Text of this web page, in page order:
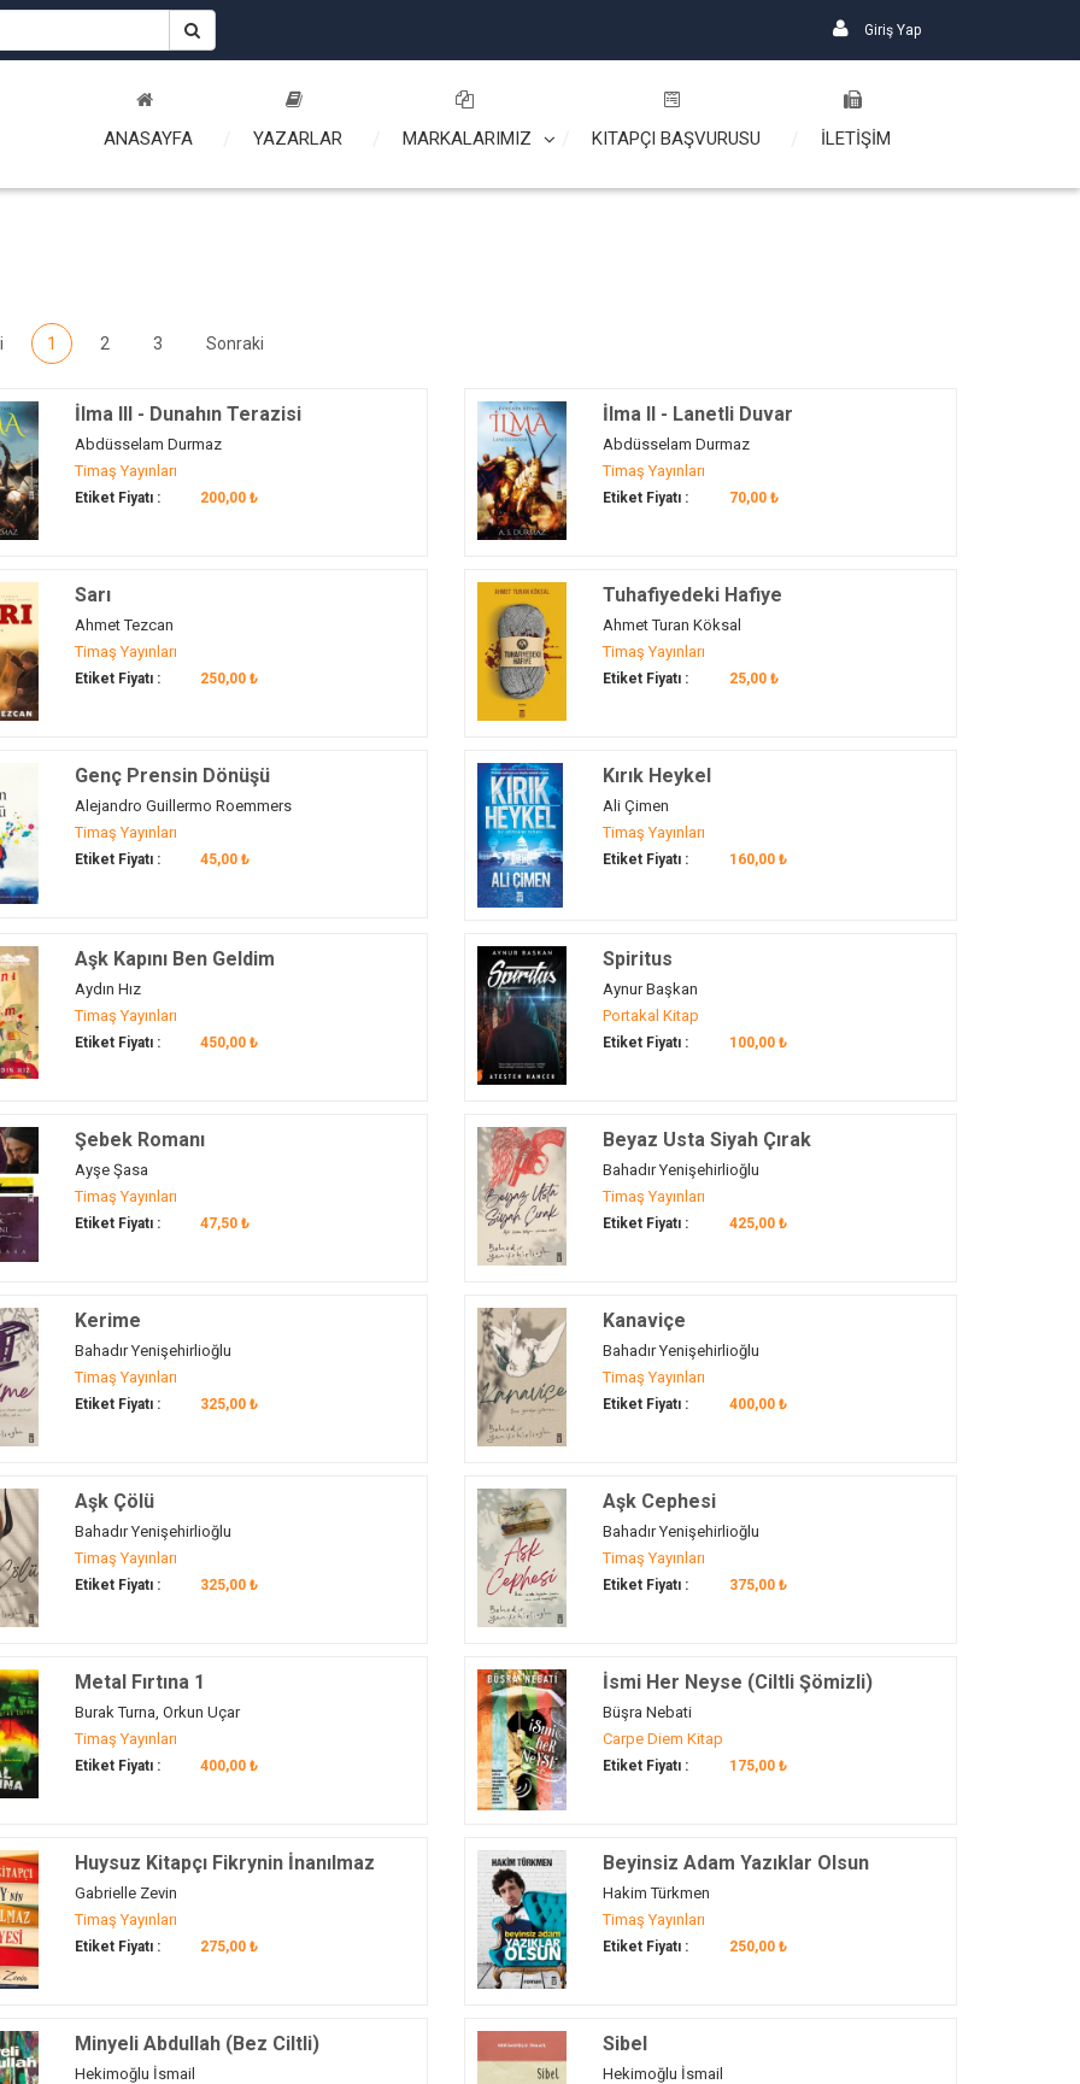
Giriş Yap
ANASAYFA YAZARLAR MARKALARIMIZ KITAPÇI BAŞVURUSU İLETİŞİM
1 2 3 Sonraki
İlma III - Dunahın Terazisi
Abdüsselam Durmaz
Timaş Yayınları
Etiket Fiyatı : 200,00 ₺
İlma II - Lanetli Duvar
Abdüsselam Durmaz
Timaş Yayınları
Etiket Fiyatı : 70,00 ₺
Sarı
Ahmet Tezcan
Timaş Yayınları
Etiket Fiyatı : 250,00 ₺
Tuhafiyedeki Hafiye
Ahmet Turan Köksal
Timaş Yayınları
Etiket Fiyatı : 25,00 ₺
Genç Prensin Dönüşü
Alejandro Guillermo Roemmers
Timaş Yayınları
Etiket Fiyatı : 45,00 ₺
Kırık Heykel
Ali Çimen
Timaş Yayınları
Etiket Fiyatı : 160,00 ₺
Aşk Kapını Ben Geldim
Aydın Hız
Timaş Yayınları
Etiket Fiyatı : 450,00 ₺
Spiritus
Aynur Başkan
Portakal Kitap
Etiket Fiyatı : 100,00 ₺
Şebek Romanı
Ayşe Şasa
Timaş Yayınları
Etiket Fiyatı : 47,50 ₺
Beyaz Usta Siyah Çırak
Bahadır Yenişehirlioğlu
Timaş Yayınları
Etiket Fiyatı : 425,00 ₺
Kerime
Bahadır Yenişehirlioğlu
Timaş Yayınları
Etiket Fiyatı : 325,00 ₺
Kanaviçe
Bahadır Yenişehirlioğlu
Timaş Yayınları
Etiket Fiyatı : 400,00 ₺
Aşk Çölü
Bahadır Yenişehirlioğlu
Timaş Yayınları
Etiket Fiyatı : 325,00 ₺
Aşk Cephesi
Bahadır Yenişehirlioğlu
Timaş Yayınları
Etiket Fiyatı : 375,00 ₺
Metal Fırtına 1
Burak Turna, Orkun Uçar
Timaş Yayınları
Etiket Fiyatı : 400,00 ₺
İsmi Her Neyse (Ciltli Şömizli)
Büşra Nebati
Carpe Diem Kitap
Etiket Fiyatı : 175,00 ₺
Huysuz Kitapçı Fikrynin İnanılmaz
Hikayesi
Gabrielle Zevin
Timaş Yayınları
Etiket Fiyatı : 275,00 ₺
Beyinsiz Adam Yazıklar Olsun
Hakim Türkmen
Timaş Yayınları
Etiket Fiyatı : 250,00 ₺
Minyeli Abdullah (Bez Ciltli)
Hekimoğlu İsmail
Sibel
Hekimoğlu İsmail